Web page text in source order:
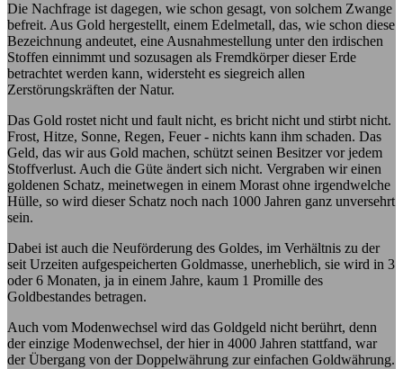
Die Nachfrage ist dagegen, wie schon gesagt, von solchem Zwange
befreit. Aus Gold hergestellt, einem Edelmetall, das, wie schon diese
Bezeichnung andeutet, eine Ausnahmestellung unter den irdischen
Stoffen einnimmt und sozusagen als Fremdkörper dieser Erde
betrachtet werden kann, widersteht es siegreich allen
Zerstörungskräften der Natur.
Das Gold rostet nicht und fault nicht, es bricht nicht und stirbt nicht.
Frost, Hitze, Sonne, Regen, Feuer - nichts kann ihm schaden. Das
Geld, das wir aus Gold machen, schützt seinen Besitzer vor jedem
Stoffverlust. Auch die Güte ändert sich nicht. Vergraben wir einen
goldenen Schatz, meinetwegen in einem Morast ohne irgendwelche
Hülle, so wird dieser Schatz noch nach 1000 Jahren ganz unversehrt
sein.
Dabei ist auch die Neuförderung des Goldes, im Verhältnis zu der
seit Urzeiten aufgespeicherten Goldmasse, unerheblich, sie wird in 3
oder 6 Monaten, ja in einem Jahre, kaum 1 Promille des
Goldbestandes betragen.
Auch vom Modenwechsel wird das Goldgeld nicht berührt, denn
der einzige Modenwechsel, der hier in 4000 Jahren stattfand, war
der Übergang von der Doppelwährung zur einfachen Goldwährung.